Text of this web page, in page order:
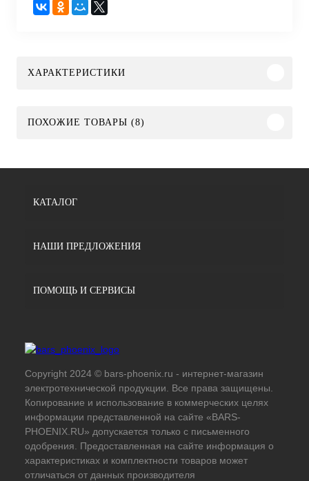
ХАРАКТЕРИСТИКИ
ПОХОЖИЕ ТОВАРЫ (8)
КАТАЛОГ
НАШИ ПРЕДЛОЖЕНИЯ
ПОМОЩЬ И СЕРВИСЫ
Copyright 2024 © bars-phoenix.ru - интернет-магазин
электротехнической продукции. Все права защищены.
Копирование и использование в коммерческих целях
информации представленной на сайте «BARS-
PHOENIX.RU» допускается только с письменного
одобрения. Предоставленная на сайте информация о
характеристиках и комплектности товаров может
отличаться от данных производителя